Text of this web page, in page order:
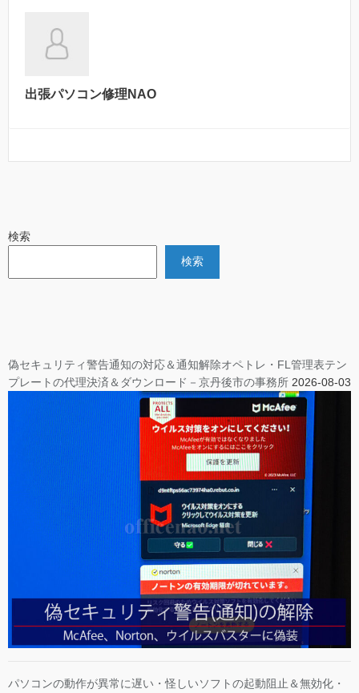
出張パソコン修理NAO
検索
検索
偽セキュリティ警告通知の対応＆通知解除オペトレ・FL管理表テン
プレートの代理決済＆ダウンロード－京丹後市の事務所 2026-08-03
パソコンの動作が異常に遅い・怪しいソフトの起動阻止＆無効化・